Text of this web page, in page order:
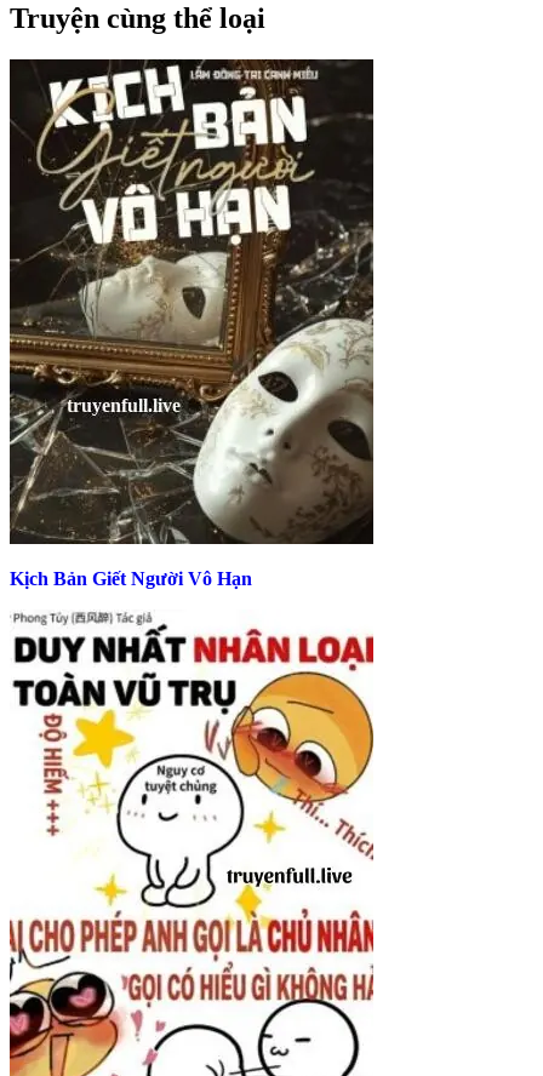
Truyện cùng thể loại
Kịch Bản Giết Người Vô Hạn